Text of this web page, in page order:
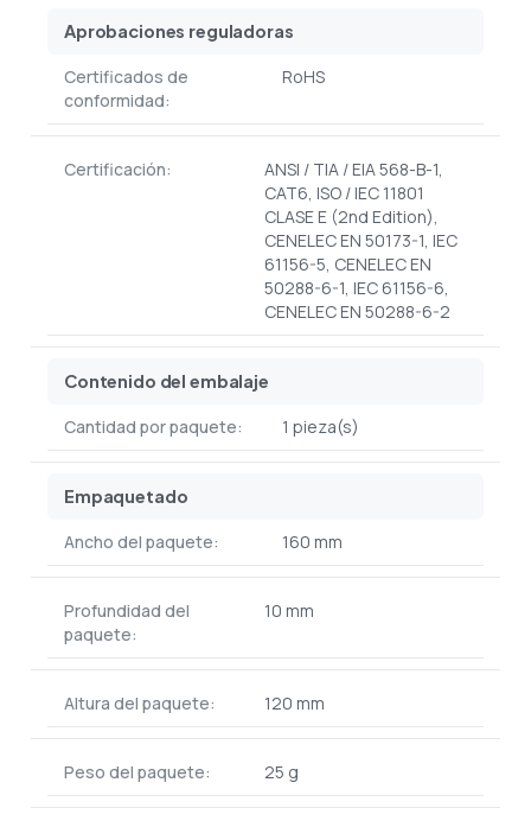
Aprobaciones reguladoras
Certificados de
conformidad:
RoHS
Certificación:
ANSI / TIA / EIA 568-B-1,
CAT6, ISO / IEC 11801
CLASE E (2nd Edition),
CENELEC EN 50173-1, IEC
61156-5, CENELEC EN
50288-6-1, IEC 61156-6,
CENELEC EN 50288-6-2
Contenido del embalaje
Cantidad por paquete: 1 pieza(s)
Empaquetado
Ancho del paquete: 160 mm
Profundidad del
paquete:
10 mm
Altura del paquete: 120 mm
Peso del paquete: 25 g